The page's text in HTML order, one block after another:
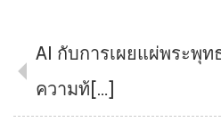
AI กับการเผยแผ่พระพุ
ความท้[…]